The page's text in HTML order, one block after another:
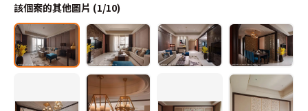
該個案的其他圖片 (1/10)